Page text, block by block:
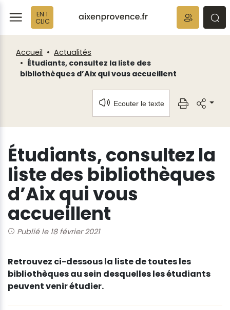
EN 1
CLIC
Accueil
Actualités
Étudiants, consultez la liste des
bibliothèques d’Aix qui vous accueillent
Ecouter le texte
Étudiants, consultez la
liste des bibliothèques
d’Aix qui vous
accueillent
Publié le 18 février 2021
Retrouvez ci-dessous la liste de toutes les
bibliothèques au sein desquelles les étudiants
peuvent venir étudier.
Fenêtre
de
chat
Panneau de gestion des cookies